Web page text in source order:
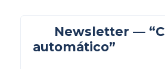
Newsletter —
automático”